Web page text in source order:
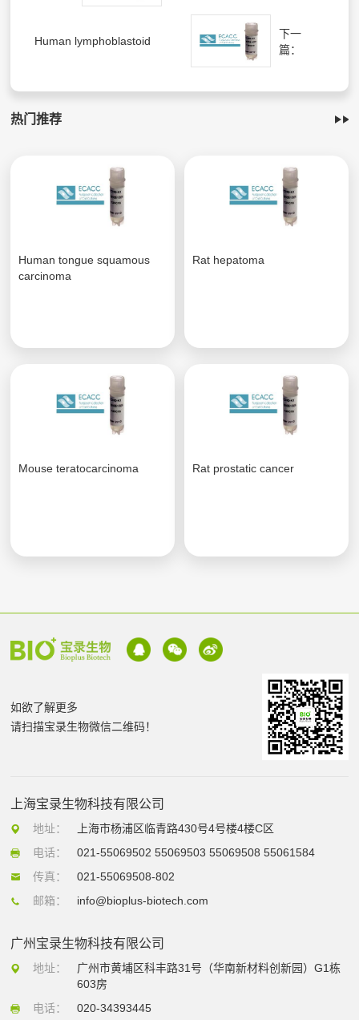
Human lymphoblastoid
下一
篇：
热门推荐
Human tongue squamous
carcinoma
Rat hepatoma
Mouse teratocarcinoma Rat prostatic cancer
如欲了解更多
请扫描宝录生物微信二维码！
上海宝录生物科技有限公司
地址：
上海市杨浦区临青路430号4号楼4楼C区
电话：
021-55069502 55069503 55069508 55061584
传真：
021-55069508-802
邮箱：
info@bioplus-biotech.com
广州宝录生物科技有限公司
地址：
广州市黄埔区科丰路31号（华南新材料创新园）G1栋
603房
电话：
020-34393445